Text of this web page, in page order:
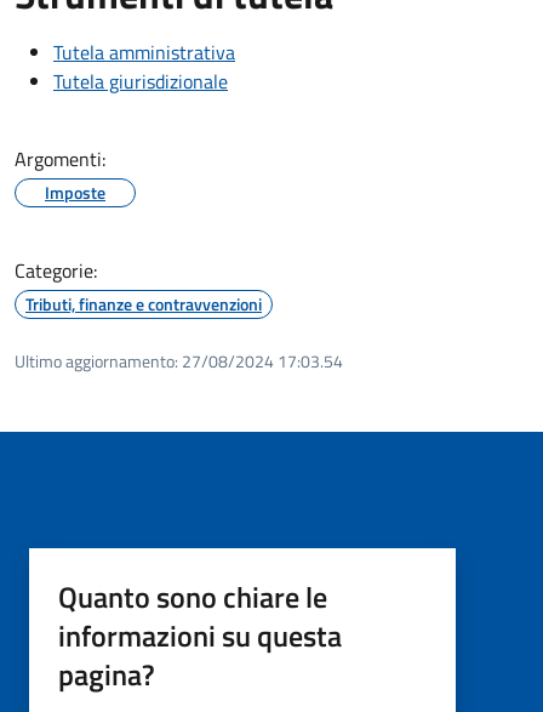
Tutela amministrativa
Tutela giurisdizionale
Argomenti:
Imposte
Categorie:
Tributi, finanze e contravvenzioni
Ultimo aggiornamento: 27/08/2024 17:03.54
Quanto sono chiare le
informazioni su questa
pagina?